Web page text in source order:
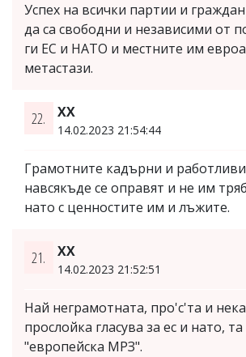
Успех на всички партии и
да са свободни и независими от
ги ЕС и НАТО и местните им
метастази.
22. XX
14.02.2023 21:54:44
Грамотните кадърни и
навсякъде се оправят и не им
нато с ценностите им и лъжите.
21. ХХ
14.02.2023 21:52:51
Най неграмотната, про'с'та и
прослойка гласува за ес и нато,
"европейска МРЗ".